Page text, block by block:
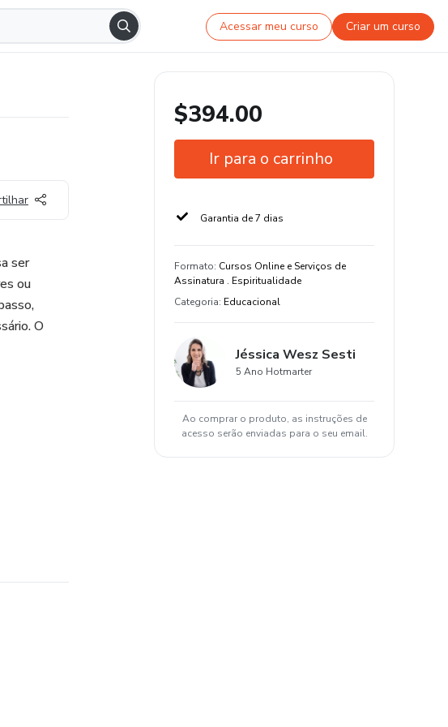
Acessar meu curso Criar um curso
ser
ou
O
$394.00
Ir para o carrinho
Garantia de 7 dias
Formato: Cursos Online e Serviços de
Assinatura . Espiritualidade
Categoria: Educacional
Jéssica Wesz Sesti
5 Ano Hotmarter
Ao comprar o produto, as instruções de
acesso serão enviadas para o seu email.